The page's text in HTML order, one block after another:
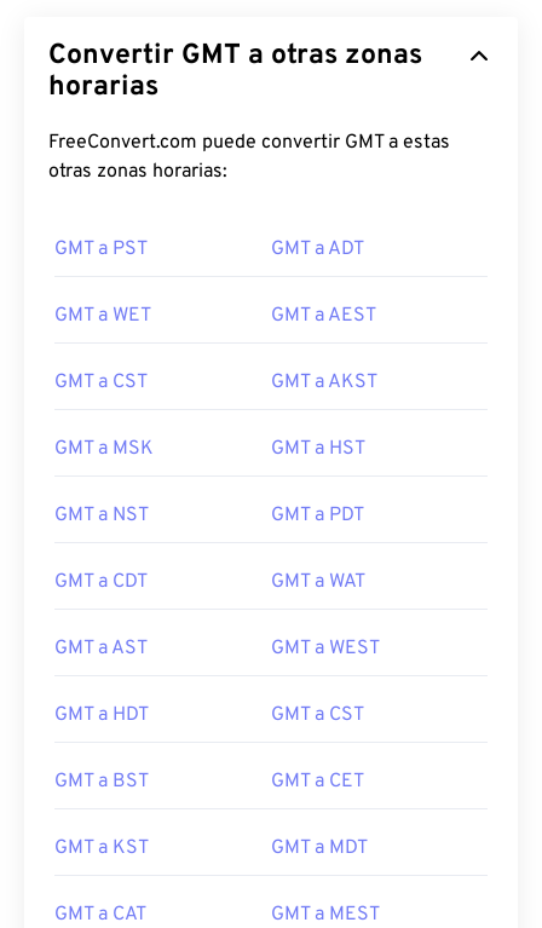
Convertir GMT a otras zonas
horarias
FreeConvert.com puede convertir GMT a estas
otras zonas horarias:
GMT a PST GMT a ADT
GMT a WET GMT a AEST
GMT a CST GMT a AKST
GMT a MSK GMT a HST
GMT a NST GMT a PDT
GMT a CDT GMT a WAT
GMT a AST GMT a WEST
GMT a HDT GMT a CST
GMT a BST GMT a CET
GMT a KST GMT a MDT
GMT a CAT GMT a MEST